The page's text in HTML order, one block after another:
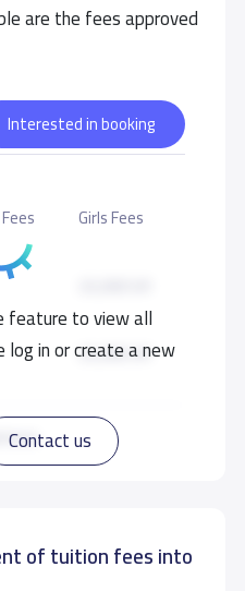
are the fees approved
feature to view all
in or create a new
Contact us
Interested in booking
more
Girls Fees
23,200 S.R
23,200 S.R
27,000 S.R
of tuition fees into